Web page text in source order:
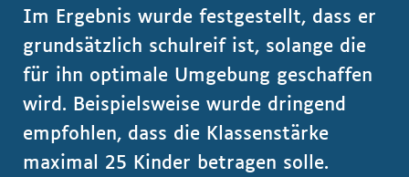
Im Ergebnis wurde festgestellt, dass er
grundsätzlich schulreif ist, solange die
für ihn optimale Umgebung geschaffen
wird. Beispielsweise wurde dringend
empfohlen, dass die Klassenstärke
maximal 25 Kinder betragen solle.